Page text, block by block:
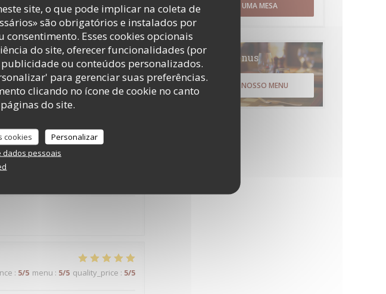
site, o que pode implicar na coleta de
são obrigatórios e instalados por
Esses cookies opcionais
do site, oferecer funcionalidades (por
ou conteúdos personalizados.
para gerenciar suas preferências.
clicando no ícone de cookie no canto
do site.
cookies
Personalizar
dados pessoais
:4/5 menu: 5/5 quality_price :3 /5
: 5/5 menu: 4/5 quality_price 4/5
: 5/5 menu : 5/5 quality_price : 5/5
RESERVAR UMA MESA
Menus
DESCUBRA O NOSSO MENU